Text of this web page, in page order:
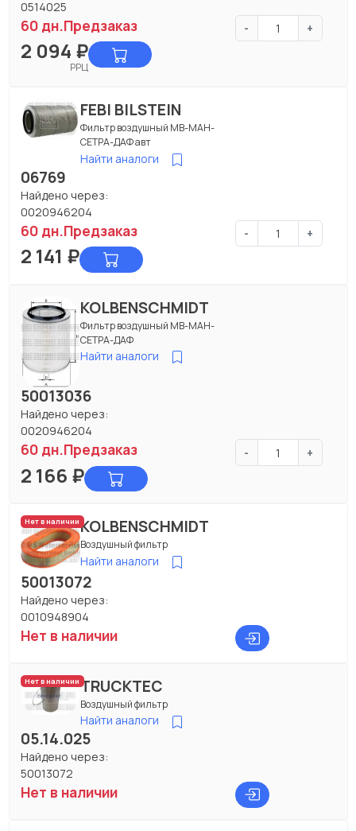
0514025
60 дн.Предзаказ - +
2 094 ₽
РРЦ
FEBI BILSTEIN
Фильтр воздушный МВ-МАН-
СЕТРА-ДАФ авт
Найти аналоги
06769
Найдено через:
0020946204
60 дн.Предзаказ - +
2 141 ₽
KOLBENSCHMIDT
Фильтр воздушный МВ-МАН-
СЕТРА-ДАФ
Найти аналоги
50013036
Найдено через:
0020946204
60 дн.Предзаказ - +
2 166 ₽
Нет в наличииKOLBENSCHMIDT
Воздушный фильтр
Найти аналоги
50013072
Найдено через:
0010948904
Нет в наличии
Нет в наличииTRUCKTEC
Воздушный фильтр
Найти аналоги
05.14.025
Найдено через:
50013072
Нет в наличии